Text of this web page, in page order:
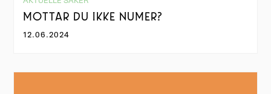
MOTTAR DU IKKE NUMER?
12.06.2024